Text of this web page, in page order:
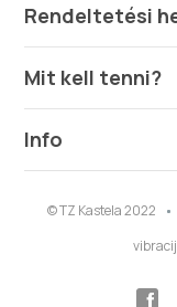
Rendeltetési
Mit kell tenni?
Info
© TZ Kastela 2022